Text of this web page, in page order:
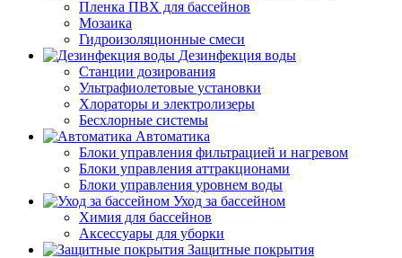
Пленка ПВХ для бассейнов
Мозаика
Гидроизоляционные смеси
Дезинфекция воды
Станции дозирования
Ультрафиолетовые установки
Хлораторы и электролизеры
Бесхлорные системы
Автоматика
Блоки управления фильтрацией и нагревом
Блоки управления аттракционами
Блоки управления уровнем воды
Уход за бассейном
Химия для бассейнов
Аксессуары для уборки
Защитные покрытия